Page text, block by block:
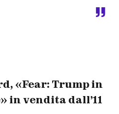
«Fear: Trump in
in vendita dall’11